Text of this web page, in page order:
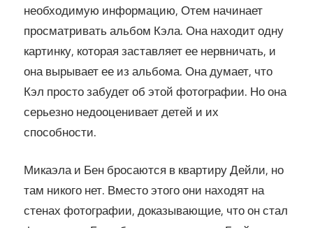
необходимую информацию, Отем начинает
просматривать альбом Кэла. Она находит одну
картинку, которая заставляет ее нервничать, и
она вырывает ее из альбома. Она думает, что
Кэл просто забудет об этой фотографии. Но она
серьезно недооценивает детей и их
способности.
Микаэла и Бен бросаются в квартиру Дейли, но
там никого нет. Вместо этого они находят на
стенах фотографии, доказывающие, что он стал